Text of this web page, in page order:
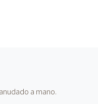
a mano.